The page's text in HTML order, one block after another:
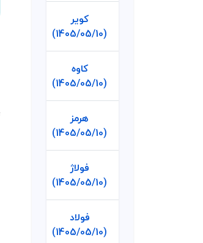
کویر
(1405/05/10)
کاوه
(1405/05/10)
هرمز
(1405/05/10)
فولاژ
(1405/05/10)
فولاد
(1405/05/10)